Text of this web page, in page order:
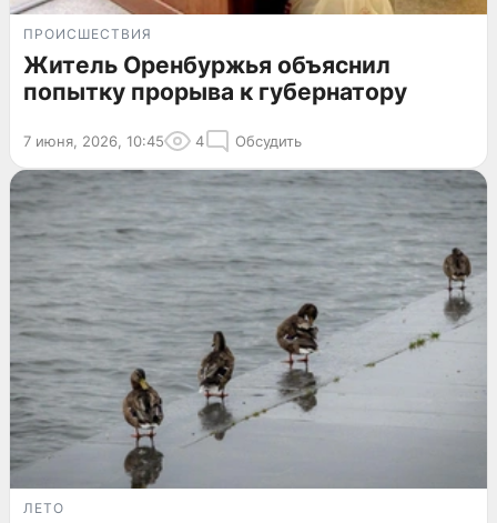
ПРОИСШЕСТВИЯ
Житель Оренбуржья объяснил
попытку прорыва к губернатору
7 июня, 2026, 10:45 4 Обсудить
ЛЕТО